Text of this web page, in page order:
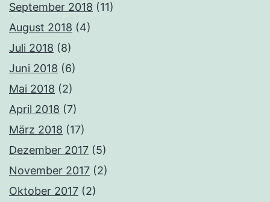
September 2018 (11)
August 2018 (4)
Juli 2018 (8)
Juni 2018 (6)
Mai 2018 (2)
April 2018 (7)
März 2018 (17)
Dezember 2017 (5)
November 2017 (2)
Oktober 2017 (2)